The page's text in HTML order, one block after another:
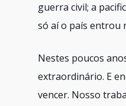
guerra civil; a
só aí o país entrou
Nestes poucos
extraordinário. E
vencer. Nosso